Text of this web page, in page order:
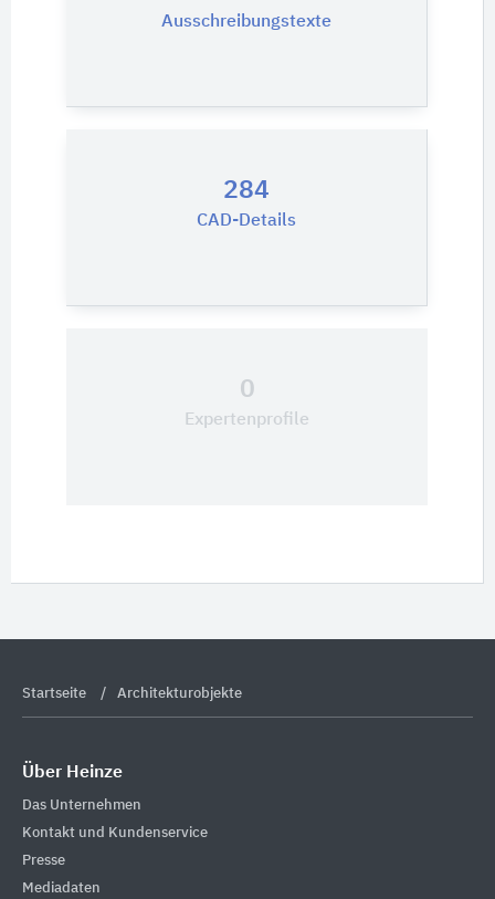
Ausschreibungstexte
284
CAD-Details
0
Expertenprofile
Startseite Architekturobjekte
Über Heinze
Das Unternehmen
Kontakt und Kundenservice
Presse
Mediadaten